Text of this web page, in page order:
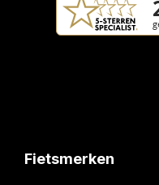
Fietsmerken